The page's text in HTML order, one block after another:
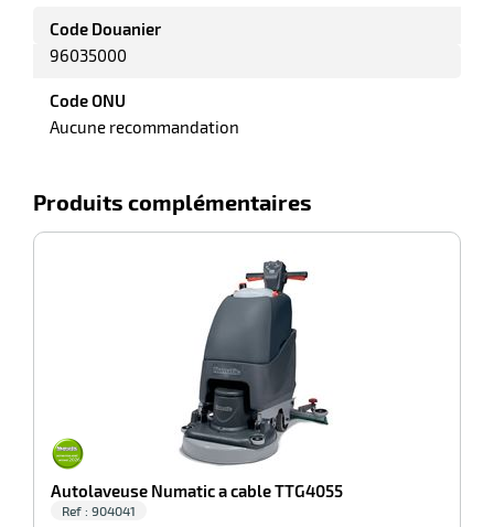
Code Douanier
96035000
Code ONU
Aucune recommandation
Produits complémentaires
Autolaveuse Numatic a cable TTG4055
Ref : 904041